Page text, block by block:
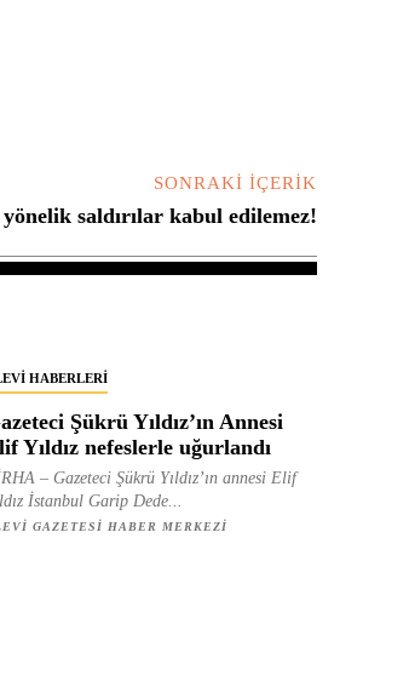
SONRAKI İÇERIK
saldırılar kabul edilemez!
HABERLERI
Şükrü Yıldız’ın Annesi
Yıldız nefeslerle uğurlandı
– Gazeteci Şükrü Yıldız’ın annesi Elif
İstanbul Garip Dede...
GAZETESI HABER MERKEZI